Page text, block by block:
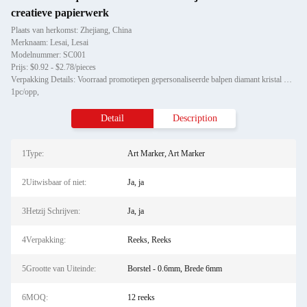
creatieve papierwerk
Plaats van herkomst: Zhejiang, China
Merknaam: Lesai, Lesai
Modelnummer: SC001
Prijs: $0.92 - $2.78/pieces
Verpakking Details: Voorraad promotiepen gepersonaliseerde balpen diamant kristal metaal balpen voor cadeau
1pc/opp,
Detail Description
1Type: Art Marker, Art Marker
2Uitwisbaar of niet: Ja, ja
3Hetzij Schrijven: Ja, ja
4Verpakking: Reeks, Reeks
5Grootte van Uiteinde: Borstel - 0.6mm, Brede 6mm
6MOQ: 12 reeks